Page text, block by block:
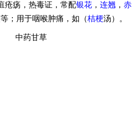
疮疡，热毒证，常配银花 ， 连翘 ， 赤
等；用于咽喉肿痛，如（桔梗汤）。